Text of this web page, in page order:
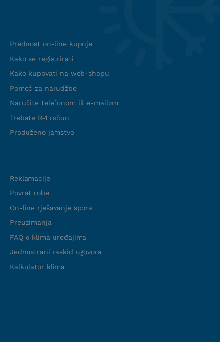
Prednost on-line kupnje
Kako se registrirati
Kako kupovati na web-shopu
Pomoć za narudžbe
Naručite telefonom ili e-mailom
Trebate R-1 račun
Produženo jamstvo
Reklamacije
Povrat robe
On-line rješavanje spora
Preuzimanja
FAQ o klima uređajima
Jednostrani raskid ugovora
Kalkulator klima